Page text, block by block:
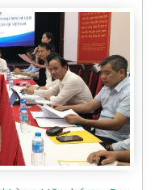
giai đoạn 1979 -